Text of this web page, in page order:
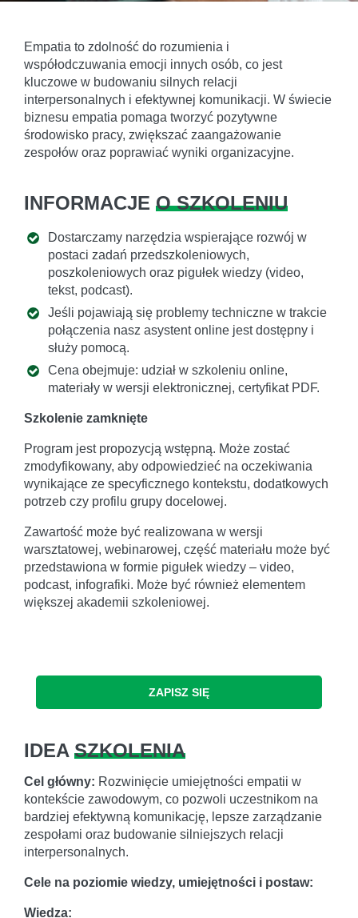
Empatia to zdolność do rozumienia i
współodczuwania emocji innych osób, co jest
kluczowe w budowaniu silnych relacji
interpersonalnych i efektywnej komunikacji. W świecie
biznesu empatia pomaga tworzyć pozytywne
środowisko pracy, zwiększać zaangażowanie
zespołów oraz poprawiać wyniki organizacyjne.
INFORMACJE O SZKOLENIU
Dostarczamy narzędzia wspierające rozwój w
postaci zadań przedszkoleniowych,
poszkoleniowych oraz pigułek wiedzy (video,
tekst, podcast).
Jeśli pojawiają się problemy techniczne w trakcie
połączenia nasz asystent online jest dostępny i
służy pomocą.
Cena obejmuje: udział w szkoleniu online,
materiały w wersji elektronicznej, certyfikat PDF.
Szkolenie zamknięte
Program jest propozycją wstępną. Może zostać
zmodyfikowany, aby odpowiedzieć na oczekiwania
wynikające ze specyficznego kontekstu, dodatkowych
potrzeb czy profilu grupy docelowej.
Zawartość może być realizowana w wersji
warsztatowej, webinarowej, część materiału może być
przedstawiona w formie pigułek wiedzy – video,
podcast, infografiki. Może być również elementem
większej akademii szkoleniowej.
ZAPISZ SIĘ
IDEA SZKOLENIA
Cel główny: Rozwinięcie umiejętności empatii w
kontekście zawodowym, co pozwoli uczestnikom na
bardziej efektywną komunikację, lepsze zarządzanie
zespołami oraz budowanie silniejszych relacji
interpersonalnych.
Cele na poziomie wiedzy, umiejętności i postaw:
Wiedza: